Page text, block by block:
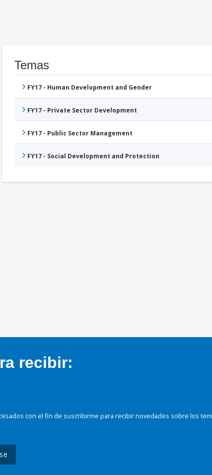
Temas
FY17 - Human Development and Gender
FY17 - Private Sector Development
FY17 - Public Sector Management
FY17 - Social Development and Protection
recibir:
con el fin de suscribirme para recibir novedades sobre los